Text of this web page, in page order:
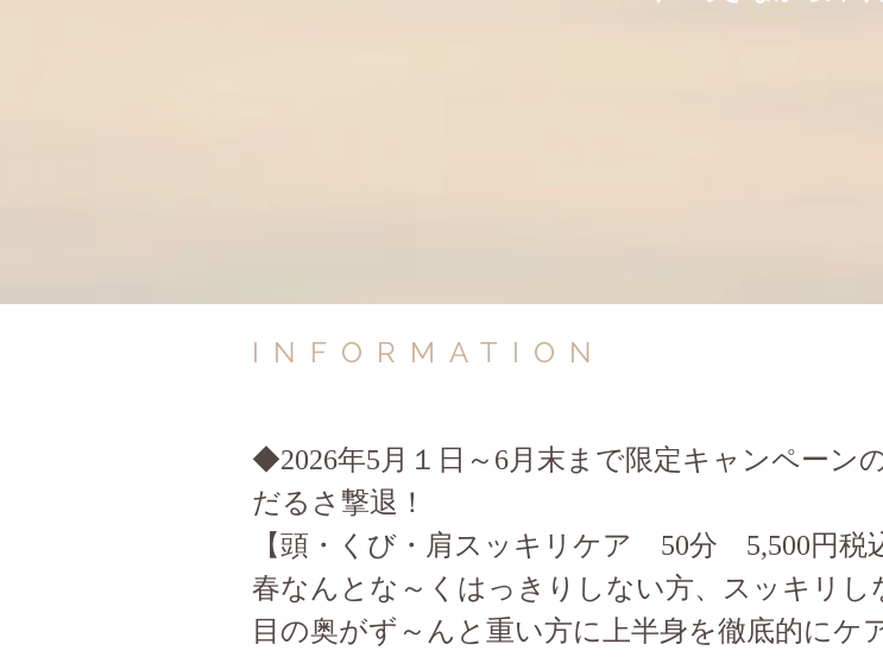
INFORMATION
​◆2026年5月１日～6月末まで限定キャンペーン
だるさ撃退！
【頭・くび・肩スッキリケア 50分 5,500円税
春なんとな～くはっきりしない方、スッキリし
目の奥がず～んと重い方に上半身を徹底的にケ